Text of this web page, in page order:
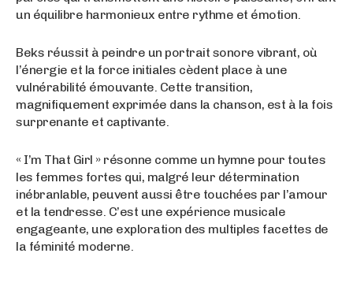
un équilibre harmonieux entre rythme et émotion.
Beks réussit à peindre un portrait sonore vibrant, où
l’énergie et la force initiales cèdent place à une
vulnérabilité émouvante. Cette transition,
magnifiquement exprimée dans la chanson, est à la fois
surprenante et captivante.
« I’m That Girl » résonne comme un hymne pour toutes
les femmes fortes qui, malgré leur détermination
inébranlable, peuvent aussi être touchées par l’amour
et la tendresse. C’est une expérience musicale
engageante, une exploration des multiples facettes de
la féminité moderne.